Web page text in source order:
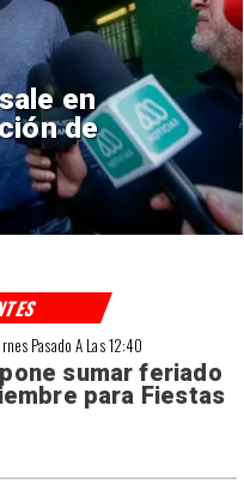
Pasado A Las 12:40
sumar feriado
para Fiestas